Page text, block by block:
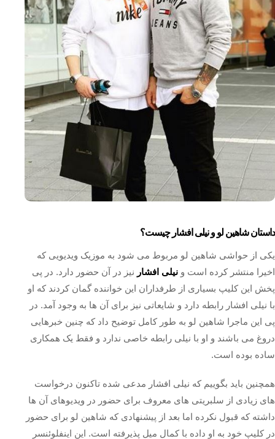
داستان شاهین لو و نیلی افشار چیست؟
یکی از حواشی شاهین لو مربوط می شود به موزیک ویدیویی که
اخیرا منتشر کرده است و نیلی افشار نیز در آن حضور دارد. در پی
پخش این کلیپ بسیاری از طرفداران این خواننده گمان کردند که او
با نیلی افشار رابطه دارد و شایعاتی نیز برای آن ها به وجود آمد. در
پی این ماجرا شاهین لو به طور کامل توضیح داد که چنین خبرهایی
دروغ می باشند و او با نیلی رابطه خاصی ندارد و فقط یک همکاری
ساده بوده است.
همچنین باید بگوییم که نیلی افشار مدعی شده تاکنون درخواست
های زیادی از سلبریتی های معروف برای حضور در ویدیوهای آن ها
داشته که قبول نکرده اما بعد از پیشنهادی که شاهین لو برای حضور
در کلیپ خود به او داده با کمال میل پذیرفته است. این اینفلوئنسر